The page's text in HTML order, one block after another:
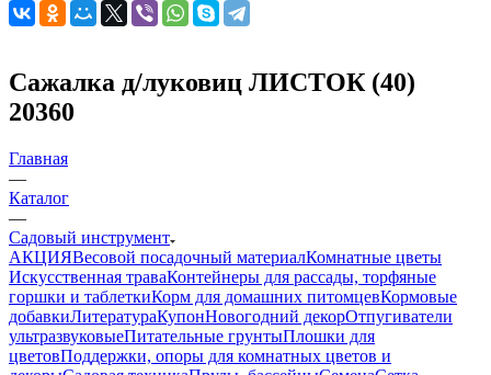
Сажалка д/луковиц ЛИСТОК (40)
20360
Главная
—
Каталог
—
Садовый инструмент
АКЦИЯВесовой посадочный материалКомнатные цветы
Искусственная траваКонтейнеры для рассады, торфяные
горшки и таблеткиКорм для домашних питомцевКормовые
добавкиЛитератураКупонНовогодний декорОтпугиватели
ультразвуковыеПитательные грунтыПлошки для
цветовПоддержки, опоры для комнатных цветов и